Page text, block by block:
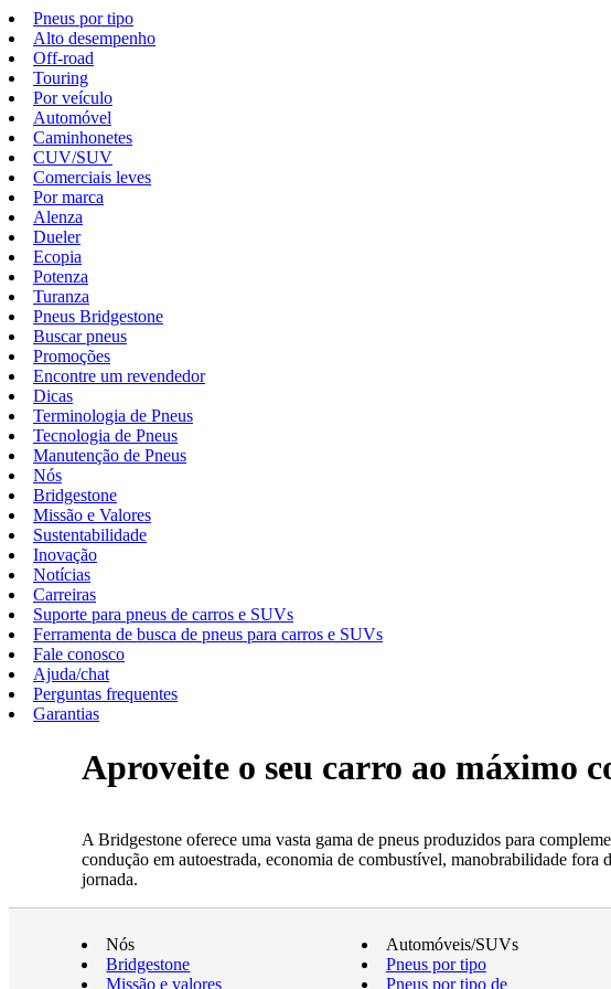
Pneus por tipo
Alto desempenho
Off-road
Touring
Por veículo
Automóvel
Caminhonetes
CUV/SUV
Comerciais leves
Por marca
Alenza
Dueler
Ecopia
Potenza
Turanza
Pneus Bridgestone
Buscar pneus
Promoções
Encontre um revendedor
Dicas
Terminologia de Pneus
Tecnologia de Pneus
Manutenção de Pneus
Nós
Bridgestone
Missão e Valores
Sustentabilidade
Inovação
Notícias
Carreiras
Suporte para pneus de carros e SUVs
Ferramenta de busca de pneus para carros e SUVs
Fale conosco
Ajuda/chat
Perguntas frequentes
Garantias
Aproveite o seu carro ao máximo
A Bridgestone oferece uma vasta gama de pneus produzidos para
condução em autoestrada, economia de combustível, manobrabilidade fora
jornada.
Nós
Bridgestone
Missão e valores
Automóveis/SUVs
Pneus por tipo
Pneus por tipo de